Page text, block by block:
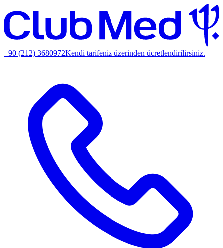
+90 (212) 3680972Kendi tarifeniz üzerinden ücretlendirilirsiniz.